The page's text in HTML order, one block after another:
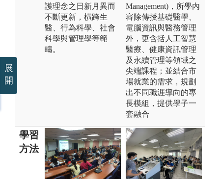
護理念之日新月異而
不斷更新，橫跨生
醫、行為科學、社會
科學與管理學等範
疇。
Management)，所學內
容除傳授基礎醫學、
電腦資訊與醫務管理
外，更含括人工智慧
醫療、健康資訊管理
及永續管理等領域之
尖端課程；並結合市
場就業的需求，規劃
出不同職涯導向的專
長模組，提供學子一
套融合
學習
方法
展
開